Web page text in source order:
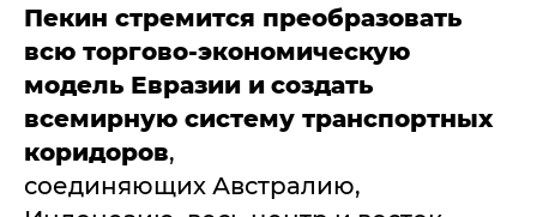
Пекин стремится преобразовать
всю торгово-экономическую
модель Евразии и создать
всемирную систему транспортных
коридоров,
соединяющих Австралию,